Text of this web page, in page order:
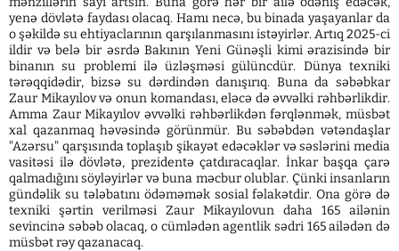
yenə dövlətə faydası olacaq. Hamı necə, bu binada yaşayanlar da
o şəkildə su ehtiyaclarının qarşılanmasını istəyirlər. Artıq 2025-ci
ildir və belə bir əsrdə Bakının Yeni Günəşli kimi ərazisində bir
binanın su problemi ilə üzləşməsi gülüncdür. Dünya texniki
tərəqqidədir, bizsə su dərdindən danışırıq. Buna da səbəbkar
Zaur Mikayılov və onun komandası, eləcə də əvvəlki rəhbərlikdir.
Amma Zaur Mikayılov əvvəlki rəhbərlikdən fərqlənmək, müsbət
xal qazanmaq həvəsində görünmür. Bu səbəbdən vətəndaşlar
"Azərsu" qarşısında toplaşıb şikayət edəcəklər və səslərini media
vasitəsi ilə dövlətə, prezidentə çatdıracaqlar. İnkar başqa çarə
qalmadığını söyləyirlər və buna məcbur olublar. Çünki insanların
gündəlik su tələbatını ödəməmək sosial fəlakətdir. Ona görə də
texniki şərtin verilməsi Zaur Mikayılovun daha 165 ailənin
sevincinə səbəb olacaq, o cümlədən agentlik sədri 165 ailədən də
müsbət rəy qazanacaq.